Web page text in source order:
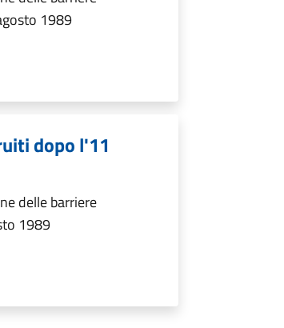
1989
dopo l'11
delle barriere
1989